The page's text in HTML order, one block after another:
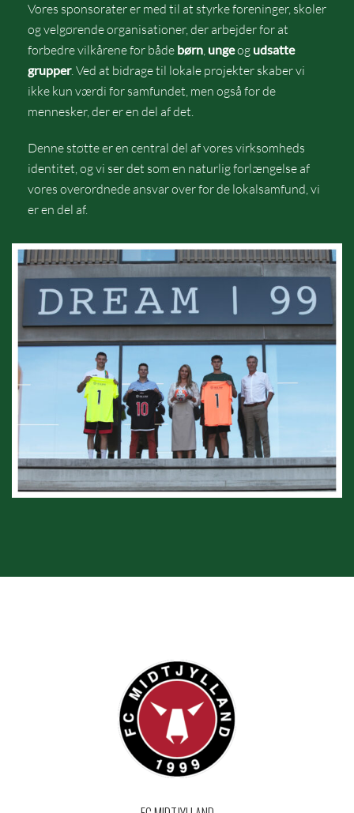
Vores sponsorater er med til at styrke foreninger, skoler
og velgørende organisationer, der arbejder for at
forbedre vilkårene for både børn, ungeog udsatte
grupper. Ved at bidrage til lokale projekter skaber vi
ikke kun værdi for samfundet, men også for de
mennesker, der er en del af det.
Denne støtte er en central del af vores virksomheds
identitet, og vi ser det som en naturlig forlængelse af
vores overordnede ansvar over for de lokalsamfund, vi
er en del af.